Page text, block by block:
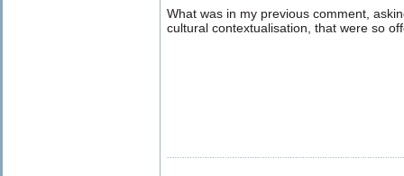
What was in my previous comment,
cultural contextualisation, that were so